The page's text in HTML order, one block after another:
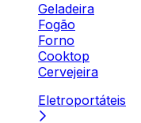
Geladeira
Fogão
Forno
Cooktop
Cervejeira
Eletroportáteis